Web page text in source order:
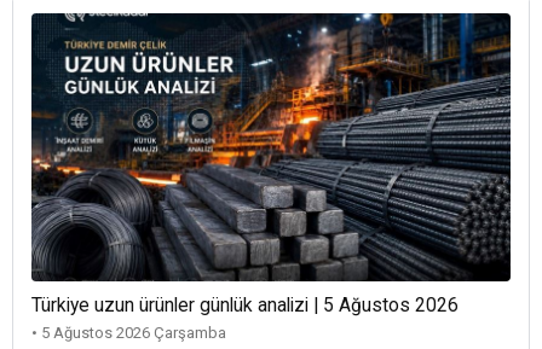
Türkiye uzun ürünler günlük analizi | 5 Ağustos 2026
• 5 Ağustos 2026 Çarşamba